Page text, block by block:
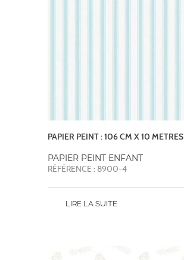
PAPIER PEINT : 106 CM X 10 METRES
PAPIER PEINT ENFANT
RÉFÉRENCE : 8900-4
LIRE LA SUITE